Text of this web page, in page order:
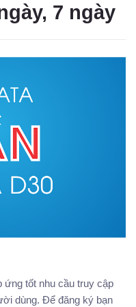
7 ngày
ứng tốt nhu cầu truy cập
dùng. Để đăng ký bạn